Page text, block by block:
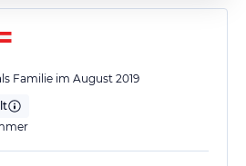
Familie im August 2019